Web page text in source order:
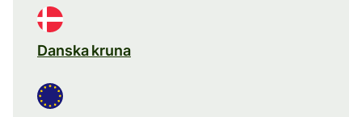
Danska kruna